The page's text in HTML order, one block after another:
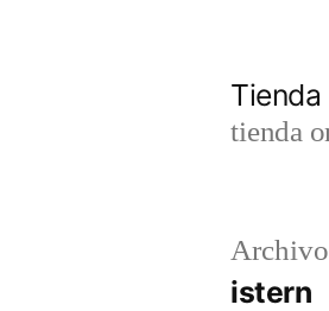
Tienda
tienda
istern